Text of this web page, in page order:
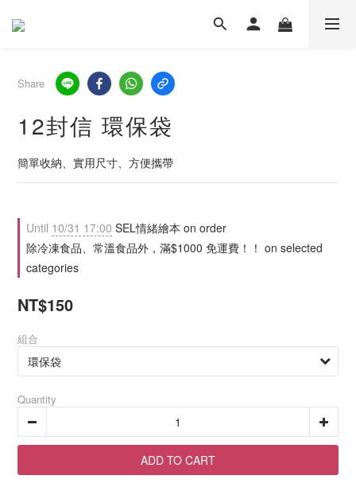
Share
12封信 環保袋
簡單收納、實用尺寸、方便攜帶
Until 10/31 17:00 SEL情緒繪本 on order
除冷凍食品、常溫食品外，滿$1000 免運費！！ on selected
categories
NT$150
組合
Quantity
ADD TO CART